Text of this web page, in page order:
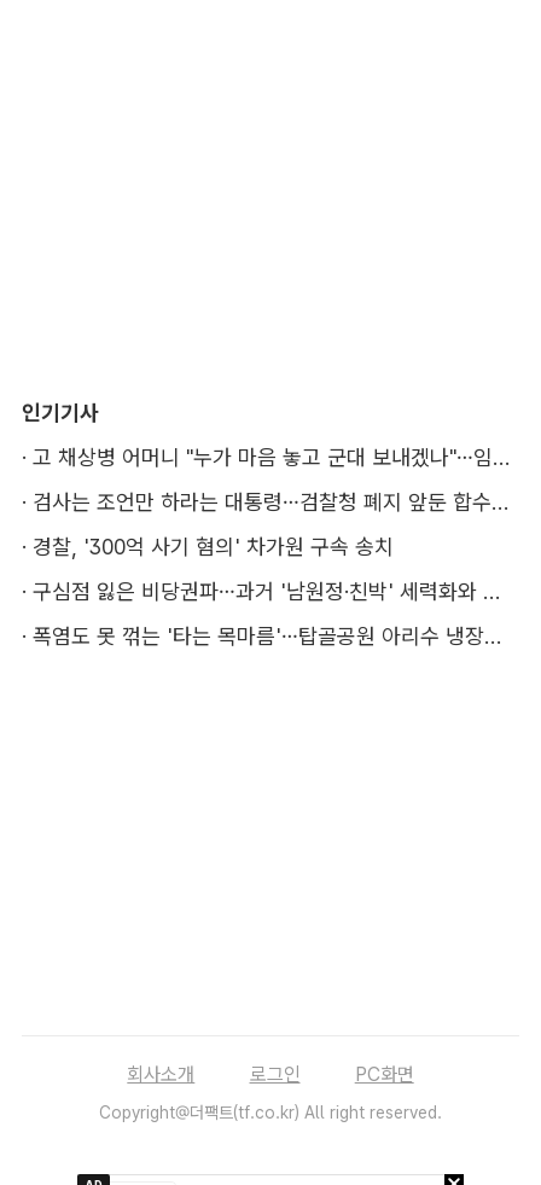
인기기사
·
고 채상병 어머니 "누가 마음 놓고 군대 보내겠나"…임성근 징역 3년에 분통
·
검사는 조언만 하라는 대통령…검찰청 폐지 앞둔 합수본 '딜레마'
· 경찰, '300억 사기 혐의' 차가원 구속 송치
·
구심점 잃은 비당권파…과거 '남원정·친박' 세력화와 다른 점은
·
폭염도 못 꺾는 '타는 목마름'…탑골공원 아리수 냉장고 가보니
회사소개 로그인 PC화면
Copyright@더팩트(tf.co.kr) All right reserved.